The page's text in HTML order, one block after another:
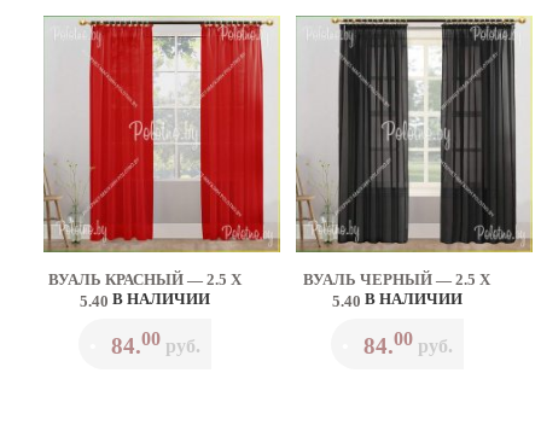
ВУАЛЬ КРАСНЫЙ — 2.5 Х
5.40 В НАЛИЧИИ
84.00руб.
ВУАЛЬ ЧЕРНЫЙ — 2.5 Х
5.40 В НАЛИЧИИ
84.00руб.